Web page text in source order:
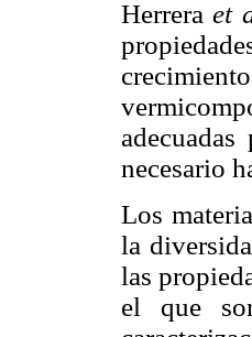
Herreraet
necesario
Los
la
las
el que